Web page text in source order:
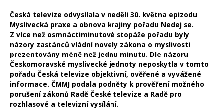
Česká televize odvysílala v neděli 30. května epizodu
Myslivecká praxe a obnova krajiny pořadu Nedej se.
Z více než osmnáctiminutové stopáže pořadu byly
názory zastánců vládní novely zákona o myslivosti
prezentovány méně než jednu minutu. Dle názoru
Českomoravské myslivecké jednoty neposkytla v tomto
pořadu Česká televize objektivní, ověřené a vyvážené
informace. ČMMJ podala podněty k prověření možného
porušení zákonů Radě České televize a Radě pro
rozhlasové a televizní vysílání.